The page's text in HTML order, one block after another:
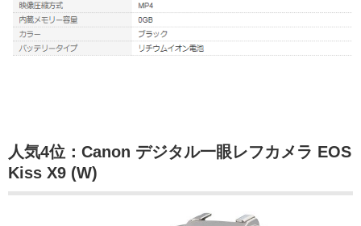
人気4位：Canon デジタル一眼レフカメラ EOS
Kiss X9 (W)